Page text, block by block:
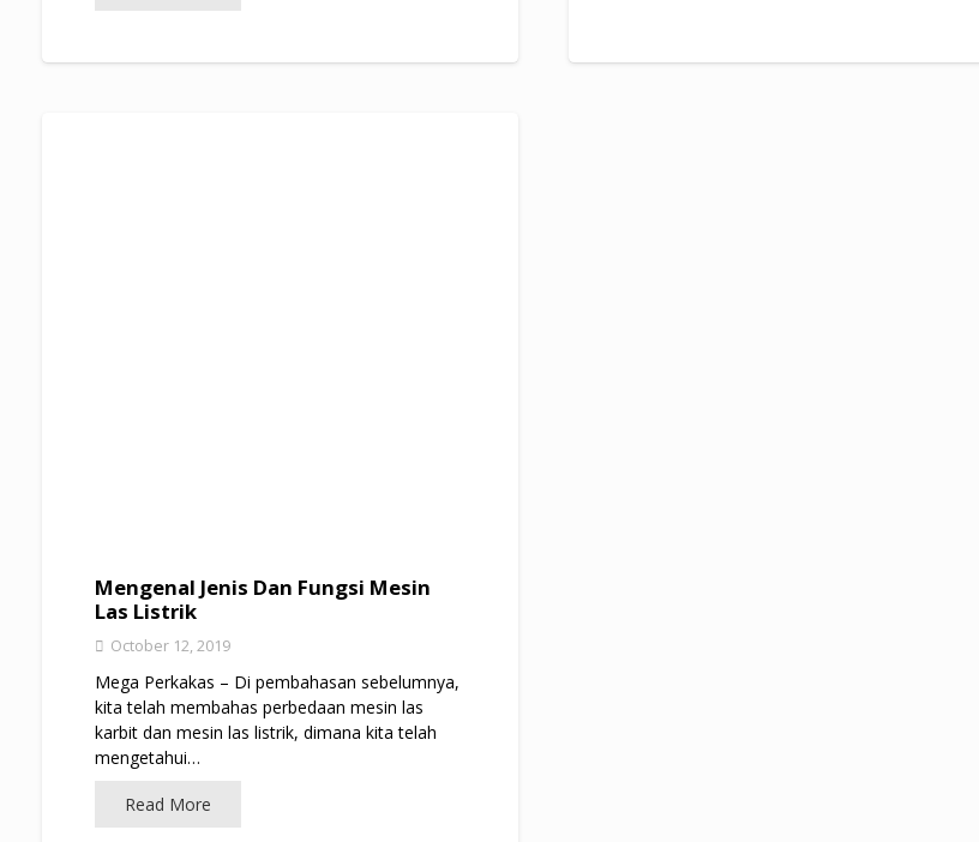
Mengenal Jenis Dan Fungsi Mesin
Las Listrik
October 12, 2019
Mega Perkakas – Di pembahasan sebelumnya,
kita telah membahas perbedaan mesin las
karbit dan mesin las listrik, dimana kita telah
mengetahui…
Read More